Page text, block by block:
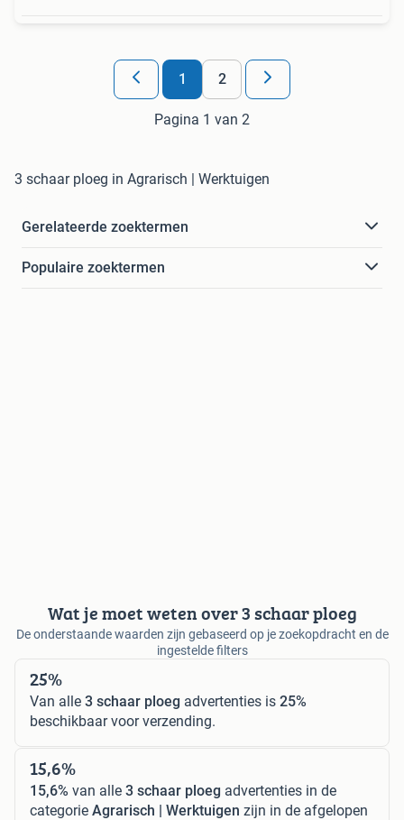
1 2
Pagina 1 van 2
3 schaar ploeg in Agrarisch | Werktuigen
Gerelateerde zoektermen
Populaire zoektermen
Wat je moet weten over 3 schaar ploeg
De onderstaande waarden zijn gebaseerd op je zoekopdracht en de
ingestelde filters
25%
Van alle 3 schaar ploeg advertenties is 25%
beschikbaar voor verzending.
15,6%
15,6% van alle 3 schaar ploeg advertenties in de
categorie Agrarisch | Werktuigen zijn in de afgelopen